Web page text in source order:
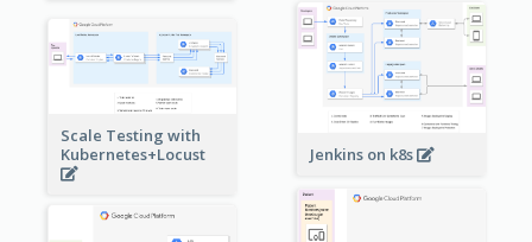
Jenkins on k8s
Scale Testing with
Kubernetes+Locust